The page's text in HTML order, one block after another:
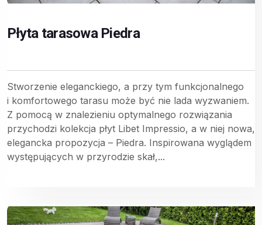
Płyta tarasowa Piedra
Stworzenie eleganckiego, a przy tym funkcjonalnego
i komfortowego tarasu może być nie lada wyzwaniem.
Z pomocą w znalezieniu optymalnego rozwiązania
przychodzi kolekcja płyt Libet Impressio, a w niej nowa,
elegancka propozycja – Piedra. Inspirowana wyglądem
występujących w przyrodzie skał,...